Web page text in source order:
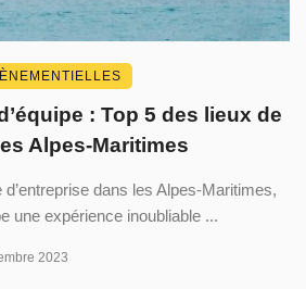
: Top 5 des lieux de
Alpes-Maritimes
dans les Alpes-Maritimes,
une expérience inoubliable ...
2023